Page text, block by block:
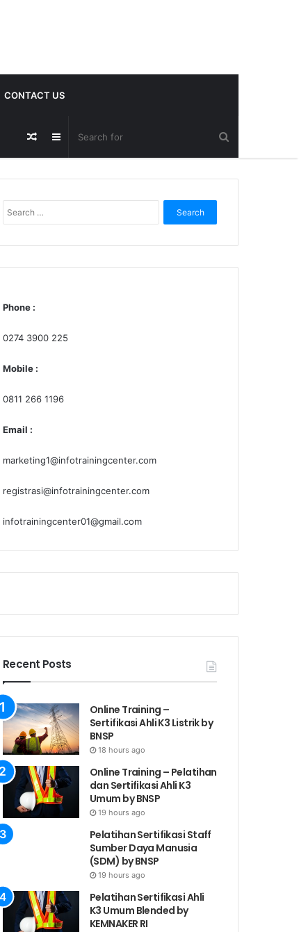
CONTACT US
Sidebar
Random
Post
for:
Phone :
0274 3900 225
Mobile :
0811 266 1196
Email :
marketing1@infotrainingcenter.com
registrasi@infotrainingcenter.com
infotrainingcenter01@gmail.com
Recent Posts
Online Training –
Sertifikasi Ahli K3 Listrik by
BNSP
18 hours ago
Online Training – Pelatihan
dan Sertifikasi Ahli K3
Umum by BNSP
19 hours ago
Pelatihan Sertifikasi Staff
Sumber Daya Manusia
(SDM) by BNSP
19 hours ago
Pelatihan Sertifikasi Ahli
K3 Umum Blended by
KEMNAKER RI